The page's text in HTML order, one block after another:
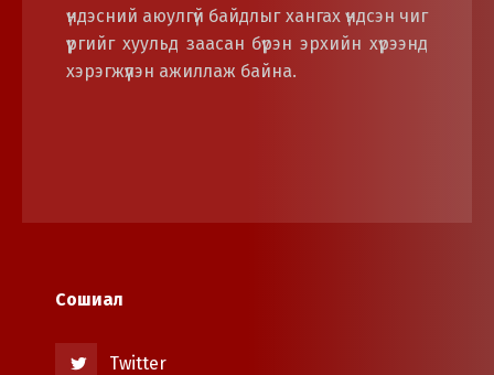
үндэсний аюулгүй байдлыг хангах үндсэн чиг
үүргийг хуульд заасан бүрэн эрхийн хүрээнд
хэрэгжүүлэн ажиллаж байна.
Сошиал
Twitter